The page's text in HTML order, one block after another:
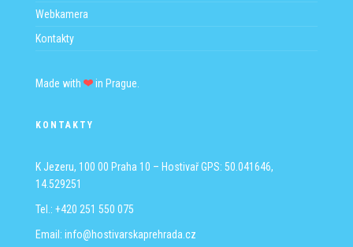
Webkamera
Kontakty
Made with in Prague.
KONTAKTY
K Jezeru, 100 00 Praha 10 – HostivařGPS: 50.041646,
14.529251
Tel.: +420 251 550 075
Email: info@hostivarskaprehrada.cz